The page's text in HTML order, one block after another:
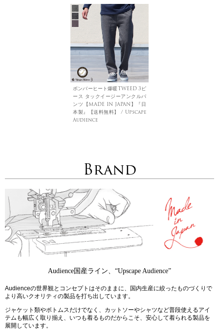
ボンバーヒート爆暖TWEED 3ピ
ース タックイージーアンクルパ
ンツ【MADE IN JAPAN】『日
本製』【送料無料】 / Upscape
Audience
Brand
Audience国産ライン、“Upscape Audience”
Audienceの世界観とコンセプトはそのままに、国内生産に絞ったものづくりで
より高いクオリティの製品を打ち出しています。
ジャケット類やボトムスだけでなく、カットソーやシャツなど普段使えるアイ
テムも幅広く取り揃え、いつも着るものだからこそ、安心して着られる製品を
展開しています。